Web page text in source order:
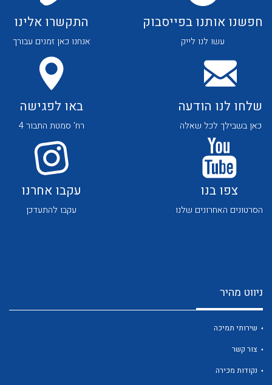
צור קשר
לכל מוצרי היצרן לכל מוצרי היצרן
לכל מוצרי היצרן לכל מוצרי היצרן
חפשנו אותנו בפייסבוק
עשו לנו לייק
התקשרו אלינו
אנחנו כאן זמנים עבורך
שלחו לנו הודעה
כאן בשבילך לכל שאלה
באו לפגישה
רח' סמטת התבור 4
צפו בנו
הסרטונים האחרונים שלנו
עקבו אחרנו
עקבו להתעדכן
ניווט מהיר
שירותי תמיכה
צור קשר
נקודות מכירה